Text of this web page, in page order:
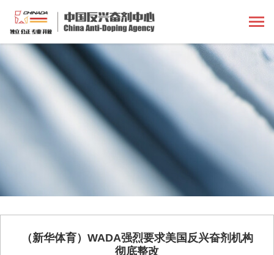
（新华体育）WADA强烈要求美国反兴奋剂机构
彻底整改